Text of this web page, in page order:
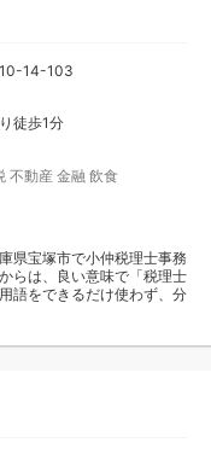
14-103
徒歩1分
不動産 金融 飲食
県宝塚市で小仲税理士事務
らは、良い意味で「税理士
語をできるだけ使わず、分